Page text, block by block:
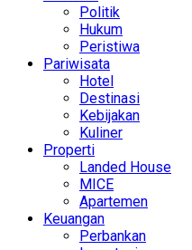
Politik
Hukum
Peristiwa
Pariwisata
Hotel
Destinasi
Kebijakan
Kuliner
Properti
Landed House
MICE
Apartemen
Keuangan
Perbankan